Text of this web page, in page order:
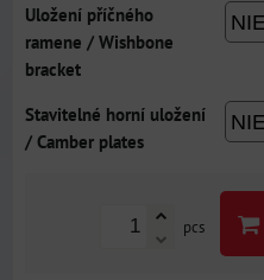
Uložení příčného
ramene / Wishbone
bracket
Stavitelné horní uložení
/ Camber plates
pcs